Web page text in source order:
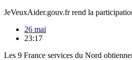
JeVeuxAider.gouv.fr rend la
26 mai
23:17
Les 9 France services du Nord